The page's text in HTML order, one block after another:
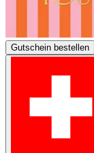
Gutschein bestellen